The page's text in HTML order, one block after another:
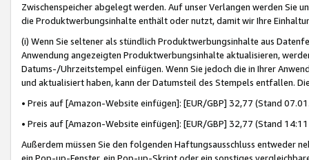
Zwischenspeicher abgelegt werden. Auf unser Verlangen werden Sie
die Produktwerbungsinhalte enthält oder nutzt, damit wir Ihre
(i) Wenn Sie seltener als stündlich Produktwerbungsinhalte aus
Anwendung angezeigten Produktwerbungsinhalte aktualisieren,
Datums-/Uhrzeitstempel einfügen. Wenn Sie jedoch die in Ihrer
und aktualisiert haben, kann der Datumsteil des Stempels entfallen.
• Preis auf [Amazon-Website einfügen]: [EUR/GBP] 32,77 (Stand
• Preis auf [Amazon-Website einfügen]: [EUR/GBP] 32,77 (Stand
Außerdem müssen Sie den folgenden Haftungsausschluss entweder
ein Pop-up-Fenster, ein Pop-up-Skript oder ein sonstiges